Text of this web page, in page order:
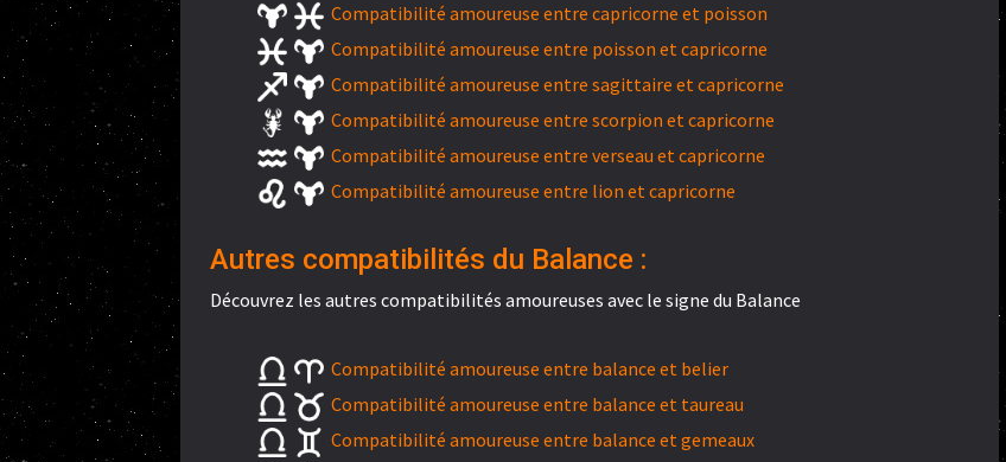
Compatibilité amoureuse entre capricorne et poisson
Compatibilité amoureuse entre poisson et capricorne
Compatibilité amoureuse entre sagittaire et capricorne
Compatibilité amoureuse entre scorpion et capricorne
Compatibilité amoureuse entre verseau et capricorne
Compatibilité amoureuse entre lion et capricorne
Autres compatibilités du Balance :
Découvrez les autres compatibilités amoureuses avec le signe du Balance
Compatibilité amoureuse entre balance et belier
Compatibilité amoureuse entre balance et taureau
Compatibilité amoureuse entre balance et gemeaux